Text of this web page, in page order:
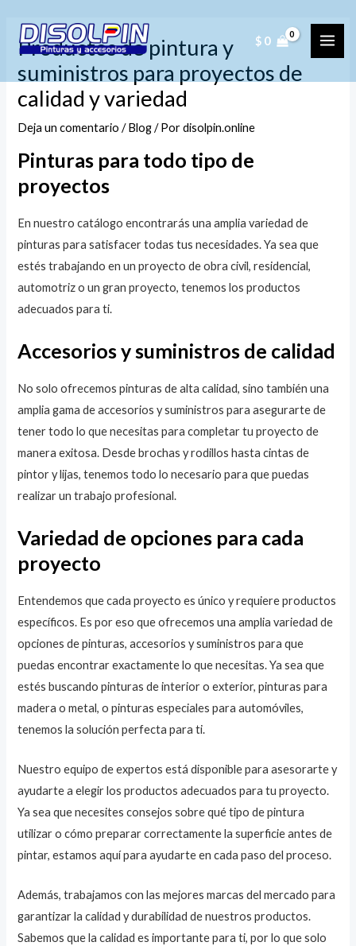
contenido
$0
Productos de pintura y
suministros para proyectos de
calidad y variedad
Deja un comentario /Blog/ Pordisolpin.online
Pinturas para todo tipo de
proyectos
En nuestro catálogo encontrarás una amplia variedad de
pinturas para satisfacer todas tus necesidades. Ya sea que
estés trabajando en un proyecto de obra civil, residencial,
automotriz o un gran proyecto, tenemos los productos
adecuados para ti.
Accesorios y suministros de calidad
No solo ofrecemos pinturas de alta calidad, sino también una
amplia gama de accesorios y suministros para asegurarte de
tener todo lo que necesitas para completar tu proyecto de
manera exitosa. Desde brochas y rodillos hasta cintas de
pintor y lijas, tenemos todo lo necesario para que puedas
realizar un trabajo profesional.
Variedad de opciones para cada
proyecto
Entendemos que cada proyecto es único y requiere productos
específicos. Es por eso que ofrecemos una amplia variedad de
opciones de pinturas, accesorios y suministros para que
puedas encontrar exactamente lo que necesitas. Ya sea que
estés buscando pinturas de interior o exterior, pinturas para
madera o metal, o pinturas especiales para automóviles,
tenemos la solución perfecta para ti.
Nuestro equipo de expertos está disponible para asesorarte y
ayudarte a elegir los productos adecuados para tu proyecto.
Ya sea que necesites consejos sobre qué tipo de pintura
utilizar o cómo preparar correctamente la superficie antes de
pintar, estamos aquí para ayudarte en cada paso del proceso.
Además, trabajamos con las mejores marcas del mercado para
garantizar la calidad y durabilidad de nuestros productos.
Sabemos que la calidad es importante para ti, por lo que solo
navigation